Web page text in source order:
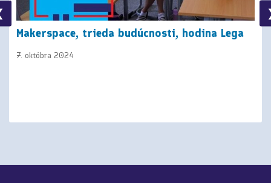
Makerspace, trieda budúcnosti, hodina Lega
7. októbra 2024